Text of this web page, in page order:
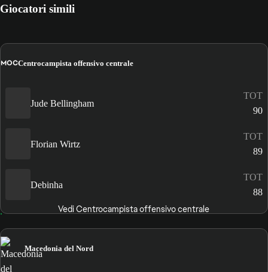
Giocatori simili
MOCCentrocampista offensivo centrale
Jude Bellingham
TOT
90
Florian Wirtz
TOT
89
Debinha
TOT
88
Vedi Centrocampista offensivo centrale
Macedonia del Nord